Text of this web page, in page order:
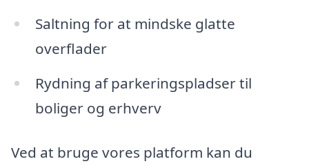
Saltning for at mindske glatte
overflader
Rydning af parkeringspladser til
boliger og erhverv
Ved at bruge vores platform kan du